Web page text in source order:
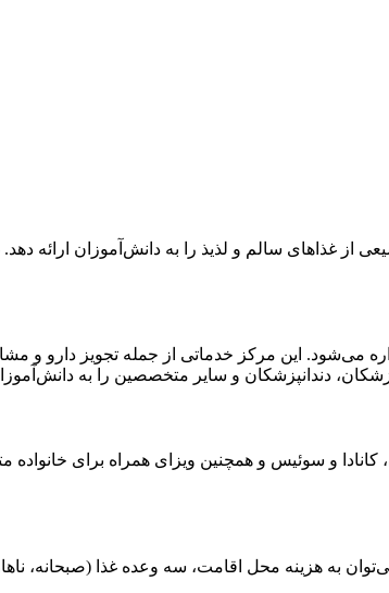
سالم و لذیذ را به دانش‌آموزان ارائه دهد.
می‌شود. این مرکز خدماتی از جمله تجویز دارو و
دندانپزشکان و سایر متخصصین را به
و سوئیس و همچنین ویزای همراه برای خانواده
به هزینه محل اقامت، سه وعده غذا (صبحانه،